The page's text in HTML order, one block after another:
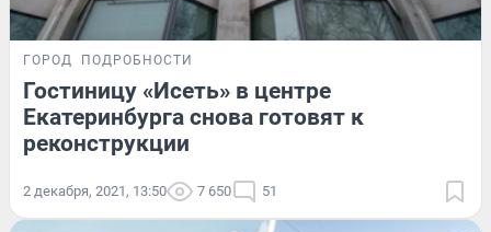
ГОРОД ПОДРОБНОСТИ
Гостиницу «Исеть» в центре
Екатеринбурга снова готовят к
реконструкции
2 декабря, 2021, 13:50 7 650 51